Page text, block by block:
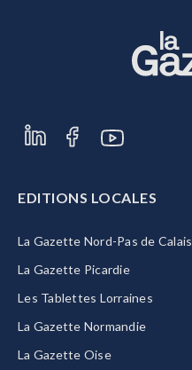
EDITIONS LOCALES
La Gazette Nord-Pas de Calais
La Gazette Picardie
Les Tablettes Lorraines
La Gazette Normandie
La Gazette Oise